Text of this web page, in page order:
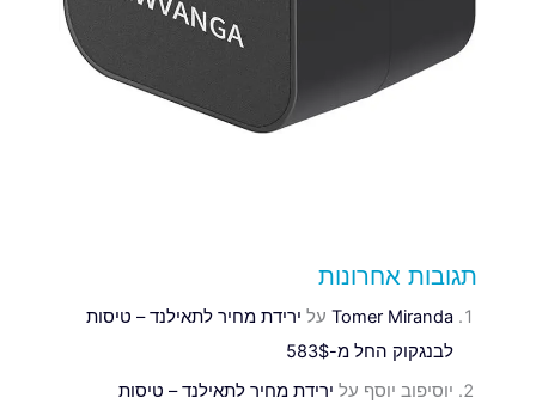
תגובות אחרונות
Tomer Miranda על ירידת מחיר לתאילנד – טיסות
לבנגקוק החל מ-583$
יוסיפוב יוסף על ירידת מחיר לתאילנד – טיסות